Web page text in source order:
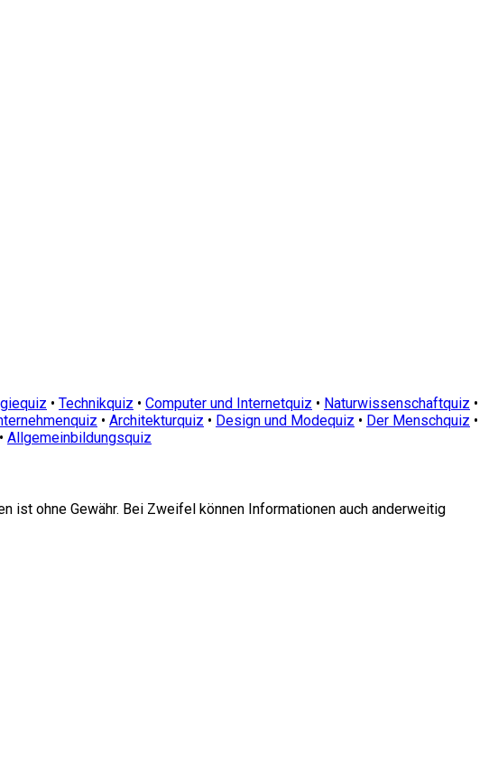
• Technikquiz • Computer und Internetquiz • Naturwissenschaftquiz •
• Architekturquiz • Design und Modequiz • Der Menschquiz •
• Allgemeinbildungsquiz
ist ohne Gewähr. Bei Zweifel können Informationen auch anderweitig